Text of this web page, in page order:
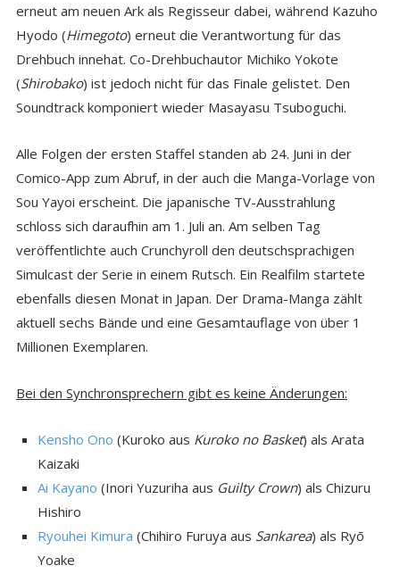
erneut am neuen Ark als Regisseur dabei, während Kazuho
Hyodo (Himegoto) erneut die Verantwortung für das
Drehbuch innehat. Co-Drehbuchautor Michiko Yokote
(Shirobako) ist jedoch nicht für das Finale gelistet. Den
Soundtrack komponiert wieder Masayasu Tsuboguchi.
Alle Folgen der ersten Staffel standen ab 24. Juni in der
Comico-App zum Abruf, in der auch die Manga-Vorlage von
Sou Yayoi erscheint. Die japanische TV-Ausstrahlung
schloss sich daraufhin am 1. Juli an. Am selben Tag
veröffentlichte auch Crunchyroll den deutschsprachigen
Simulcast der Serie in einem Rutsch. Ein Realfilm startete
ebenfalls diesen Monat in Japan. Der Drama-Manga zählt
aktuell sechs Bände und eine Gesamtauflage von über 1
Millionen Exemplaren.
Bei den Synchronsprechern gibt es keine Änderungen:
Kensho Ono (Kuroko aus Kuroko no Basket) als Arata
Kaizaki
Ai Kayano (Inori Yuzuriha aus Guilty Crown) als Chizuru
Hishiro
Ryouhei Kimura (Chihiro Furuya aus Sankarea) als Ryō
Yoake